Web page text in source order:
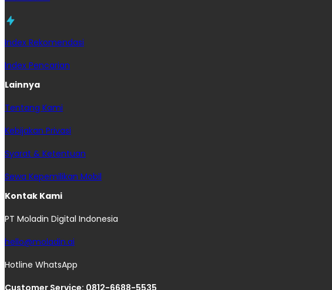
Index Rekomendasi
Index Pencarian
Lainnya
Tentang Kami
Kebijakan Privasi
Syarat & Ketentuan
Sewa Kepemilikan Mobil
Kontak Kami
PT Moladin Digital Indonesia
hello@moladin.ai
Hotline WhatsApp